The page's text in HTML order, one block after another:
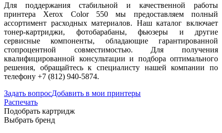
Для поддержания стабильной и качественной работы
принтера Xerox Color 550 мы предоставляем полный
ассортимент расходных материалов. Наш каталог включает
тонер-картриджи, фотобарабаны, фьюзеры и другие
сервисные компоненты, обладающие гарантированной
стопроцентной совместимостью. Для получения
квалифицированной консультации и подбора оптимального
решения, обращайтесь к специалисту нашей компании по
телефону +7 (812) 940-5874.
Задать вопросДобавить в мои принтеры
Распечать
Подобрать картридж
Выбрать бренд